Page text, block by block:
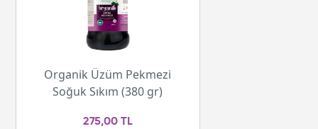
Organik Üzüm Pekmezi
Soğuk Sıkım (380 gr)
275,00 TL